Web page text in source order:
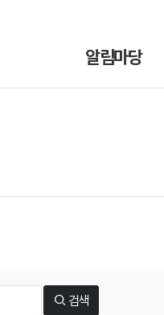
알림마당
검색